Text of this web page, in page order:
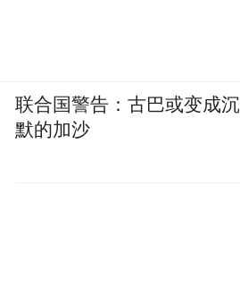
联合国警告：古巴或变成沉
默的加沙